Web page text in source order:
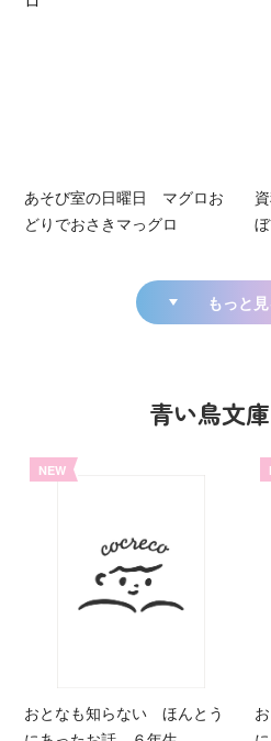
あそび室の日曜日 マグロお
どりでおさきマっグロ
もっと
青い鳥文
NEW
おとなも知らない ほんとう